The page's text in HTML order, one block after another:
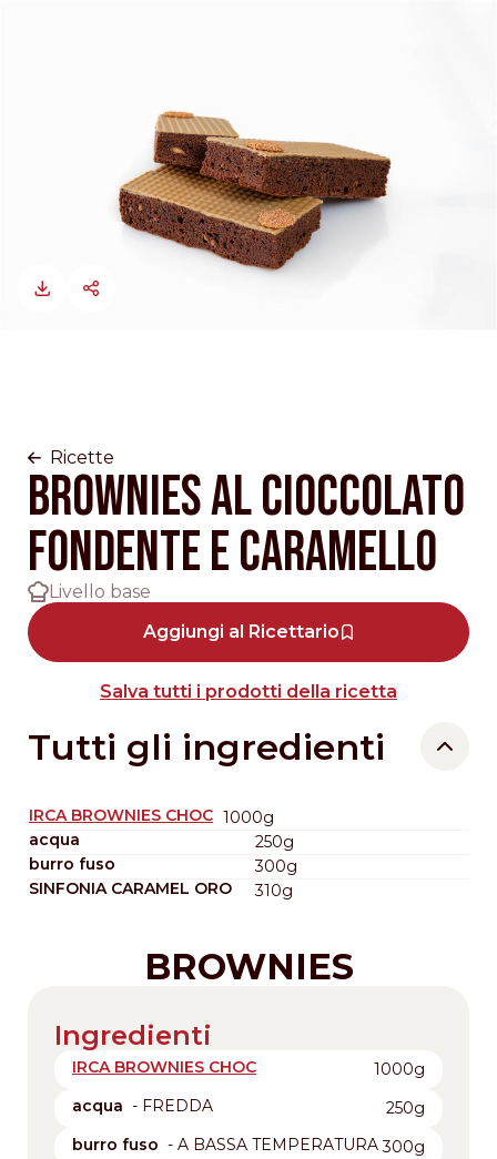
Ricette
BROWNIES AL CIOCCOLATO
FONDENTE E CARAMELLO
Livello base
Aggiungi al Ricettario
Salva tutti i prodotti della ricetta
Tutti gli ingredienti
IRCA BROWNIES CHOC 1000g
acqua
250g
burro fuso
300g
SINFONIA CARAMEL ORO
310g
BROWNIES
Ingredienti
IRCA BROWNIES CHOC
1000g
acqua - FREDDA
250g
burro fuso - A BASSA TEMPERATURA 300g